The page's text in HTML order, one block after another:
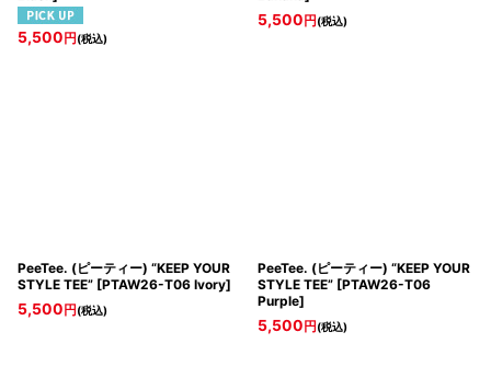
5,500円(税込)
5,500円(税込)
PeeTee. (ピーティー) “KEEP YOUR
STYLE TEE” [PTAW26-T06 Ivory]
5,500円(税込)
PeeTee. (ピーティー) “KEEP YOUR
STYLE TEE” [PTAW26-T06
Purple]
5,500円(税込)